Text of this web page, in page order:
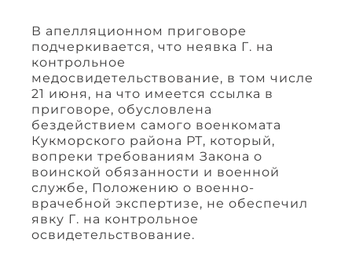
В апелляционном приговоре
подчеркивается, что неявка Г. на
контрольное
медосвидетельствование, в том числе
21 июня, на что имеется ссылка в
приговоре, обусловлена
бездействием самого военкомата
Кукморского района РТ, который,
вопреки требованиям Закона о
воинской обязанности и военной
службе, Положению о военно-
врачебной экспертизе, не обеспечил
явку Г. на контрольное
освидетельствование.